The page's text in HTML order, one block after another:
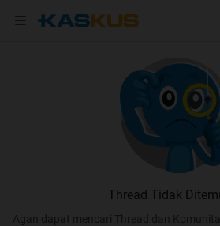
Thread Tidak
Agan dapat mencari Thread dan